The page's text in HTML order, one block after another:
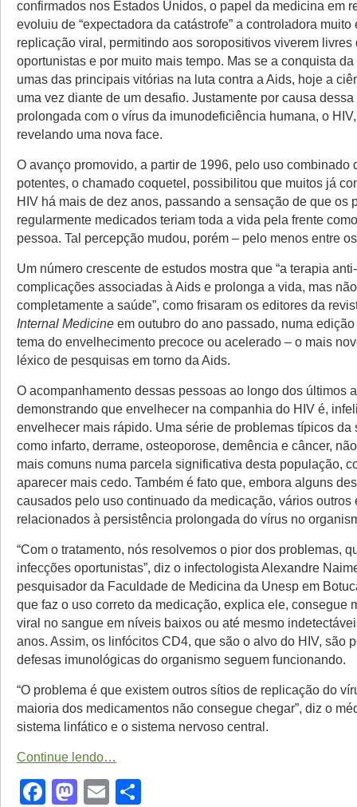
confirmados nos Estados Unidos, o papel da medicina em
evoluiu de “expectadora da catástrofe” a controladora muito
replicação viral, permitindo aos soropositivos viverem livres
oportunistas e por muito mais tempo. Mas se a conquista
umas das principais vitórias na luta contra a Aids, hoje a
uma vez diante de um desafio. Justamente por causa
prolongada com o vírus da imunodeficiência humana, o
revelando uma nova face.
O avanço promovido, a partir de 1996, pelo uso combinado
potentes, o chamado coquetel, possibilitou que muitos já
HIV há mais de dez anos, passando a sensação de que os
regularmente medicados teriam toda a vida pela frente
pessoa. Tal percepção mudou, porém – pelo menos entre
Um número crescente de estudos mostra que “a terapia
complicações associadas à Aids e prolonga a vida, mas
completamente a saúde”, como frisaram os editores da
Internal Medicine em outubro do ano passado, numa
tema do envelhecimento precoce ou acelerado – o mais
léxico de pesquisas em torno da Aids.
O acompanhamento dessas pessoas ao longo dos últimos
demonstrando que envelhecer na companhia do HIV é,
envelhecer mais rápido. Uma série de problemas típicos da
como infarto, derrame, osteoporose, demência e câncer,
mais comuns numa parcela significativa desta população,
aparecer mais cedo. Também é fato que, embora alguns
causados pelo uso continuado da medicação, vários outros
relacionados à persistência prolongada do vírus no
“Com o tratamento, nós resolvemos o pior dos problemas,
infecções oportunistas”, diz o infectologista Alexandre
pesquisador da Faculdade de Medicina da Unesp em
que faz o uso correto da medicação, explica ele, consegue
viral no sangue em níveis baixos ou até mesmo
anos. Assim, os linfócitos CD4, que são o alvo do HIV, são
defesas imunológicas do organismo seguem funcionando.
“O problema é que existem outros sítios de replicação do
maioria dos medicamentos não consegue chegar”, diz o
sistema linfático e o sistema nervoso central.
Continue lendo…
Facebook
Mastodon
Email